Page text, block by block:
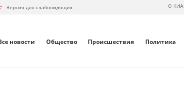
Версия для слабовидящих О КИА
новости Общество Происшествия Политика